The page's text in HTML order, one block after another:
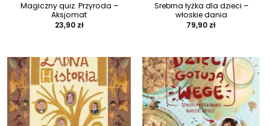
Magiczny quiz. Przyroda –
Aksjomat
23,90 zł
Srebrna łyżka dla dzieci –
włoskie dania
79,90 zł